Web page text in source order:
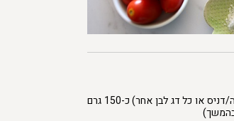
(מוסר ים/פלמידה/דניס או כל דג לבן אחר) כ-150 גרם
בהמשך)